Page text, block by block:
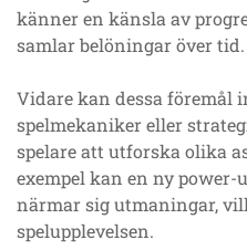
känner en känsla av
samlar belöningar över tid.
Vidare kan dessa föremål
spelmekaniker eller
spelare att utforska olika
exempel kan en ny
närmar sig utmaningar,
spelupplevelsen.